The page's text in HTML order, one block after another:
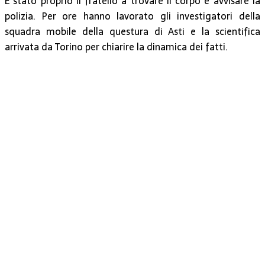
polizia. Per ore hanno lavorato gli investigatori della
squadra mobile della questura di Asti e la scientifica
arrivata da Torino per chiarire la dinamica dei fatti.